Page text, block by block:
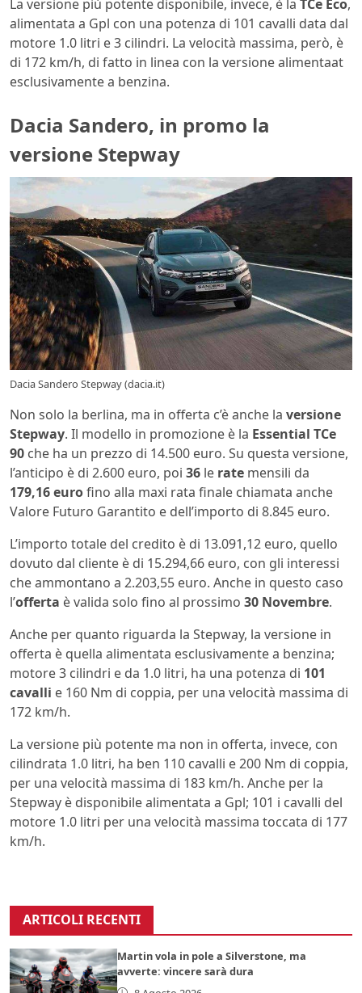
La versione più potente disponibile, invece, è la TCe Eco,
alimentata a Gpl con una potenza di 101 cavalli data dal
motore 1.0 litri e 3 cilindri. La velocità massima, però, è
di 172 km/h, di fatto in linea con la versione alimentaat
esclusivamente a benzina.
Dacia Sandero, in promo la
versione Stepway
Dacia Sandero Stepway (dacia.it)
Non solo la berlina, ma in offerta c’è anche la versione
Stepway. Il modello in promozione è la Essential TCe
90 che ha un prezzo di 14.500 euro. Su questa versione,
l’anticipo è di 2.600 euro, poi 36 le rate mensili da
179,16 eurofino alla maxi rata finale chiamata anche
Valore Futuro Garantito e dell’importo di 8.845 euro.
L’importo totale del credito è di 13.091,12 euro, quello
dovuto dal cliente è di 15.294,66 euro, con gli interessi
che ammontano a 2.203,55 euro. Anche in questo caso
l’offerta è valida solo fino al prossimo 30 Novembre.
Anche per quanto riguarda la Stepway, la versione in
offerta è quella alimentata esclusivamente a benzina;
motore 3 cilindri e da 1.0 litri, ha una potenza di 101
cavalli e 160 Nm di coppia, per una velocità massima di
172 km/h.
La versione più potente ma non in offerta, invece, con
cilindrata 1.0 litri, ha ben 110 cavalli e 200 Nm di coppia,
per una velocità massima di 183 km/h. Anche per la
Stepway è disponibile alimentata a Gpl; 101 i cavalli del
motore 1.0 litri per una velocità massima toccata di 177
km/h.
ARTICOLI RECENTI
Martin vola in pole a Silverstone, ma
avverte: vincere sarà dura